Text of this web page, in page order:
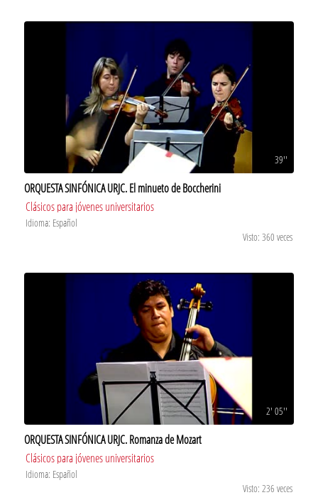
39''
ORQUESTA SINFÓNICA URJC. El minueto de Boccherini
Clásicos para jóvenes universitarios
Idioma: Español
Visto: 360 veces
2' 05''
ORQUESTA SINFÓNICA URJC. Romanza de Mozart
Clásicos para jóvenes universitarios
Idioma: Español
Visto: 236 veces